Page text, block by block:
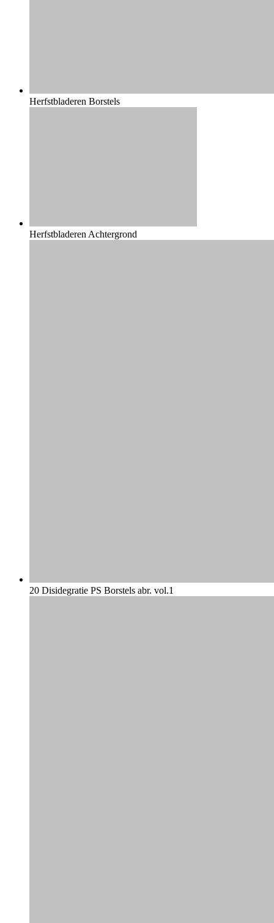
Herfstbladeren Borstels
Herfstbladeren Achtergrond
20 Disidegratie PS Borstels abr. vol.1